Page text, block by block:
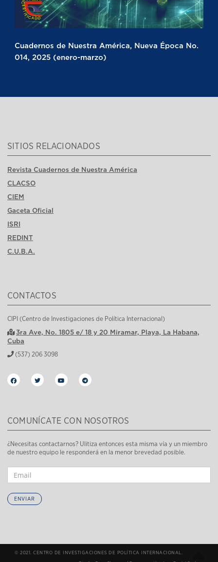
Cuadernos de Nuestra América, Nueva Época No.
014, 2025 (enero-marzo)
SITIOS RELACIONADOS
Revista Cuadernos de Nuestra América
CLACSO
CIEM
Gaceta Oficial
ISRI
REDINT
C.U.B.A.
CONTACTOS
CIPI (Centro de Investigaciones de Política Internacional)
3ra Ave, No. 1805 e/ 18 y 20 Miramar, Playa, La Habana,
Cuba
(537) 206 3098
COMUNÍCATE CON NOSOTROS
¿Necesitas contactarnos? Ulitiza entonces esta misma vía y un miembro
de nuestro equipo le responderá en la menor brevedad posible.
ENVIAR
© 2021. CENTRO DE INVESTIGACIONES DE POLÍTICA INTERNACIONAL.